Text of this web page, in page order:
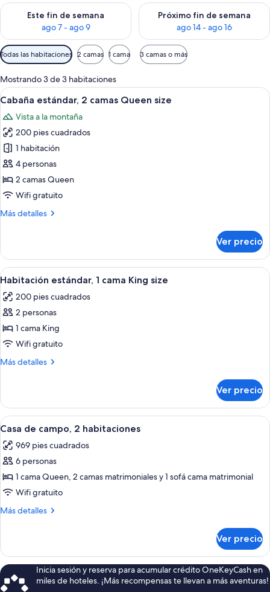
Este fin de semana
ago 7 - ago 9
Consulta la disponibilidad para este fin de semana ago 7 -
Próximo fin de semana
ago 14 - ago 16
Consulta la disponibilidad
Filtros
disponibles
para
las
habitaciones
Todas las habitaciones 2 camas 1 cama 3 camas o más
Mostrando 3 de 3 habitaciones
Abrir
todas
las
fotos
de
Cabaña
estándar,
2
Queen
Habitación de hotel con dos camas,
4
Cabaña estándar, 2 camas Queen size
Vista a la montaña
200 pies cuadrados
1 habitación
4 personas
2 camas Queen
Wifi gratuito
Más detalles
Más
estándar,
camas
size
Ver precio
Abrir
todas
las
fotos
de
Habitación
estándar,
King
size
Habitación de hotel con una cama
8
Habitación estándar, 1 cama King size
200 pies cuadrados
2 personas
1 cama King
Wifi gratuito
Más detalles
Más
estándar,
cama
size
Ver precio
Abrir
todas
las
fotos
de
Casa
de
habitaciones
Casa de campo, 2 habitaciones |
2
Casa de campo, 2 habitaciones
969 pies cuadrados
6 personas
1 cama Queen, 2 camas matrimoniales y 1 sofá cama matrimonial
Wifi gratuito
Más detalles
Más
de
campo,
2
habitaciones
Ver precio
Inicia sesión y reserva para acumular crédito OneKeyCash en
miles de hoteles. ¡Más recompensas te llevan a más aventuras!